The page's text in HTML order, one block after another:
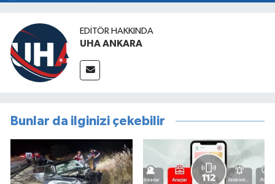
EDITÖR HAKKINDA
UHA ANKARA
Bunlar da ilginizi çekebilir